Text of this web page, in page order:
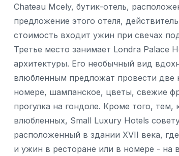
Chateau Mcely, бутик-отель,
предложение этого отеля,
стоимость входит ужин при свечах
Третье место занимает Londra Palace
архитектуры. Его необычный вид
влюбленным предложат провести две
номере, шампанское, цветы, свежие
прогулка на гондоле. Кроме того,
влюбленных, Small Luxury Hotels
расположенный в здании XVII века,
и ужин в ресторане или в номере - на